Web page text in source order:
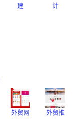
建
计
外贸网
外贸推